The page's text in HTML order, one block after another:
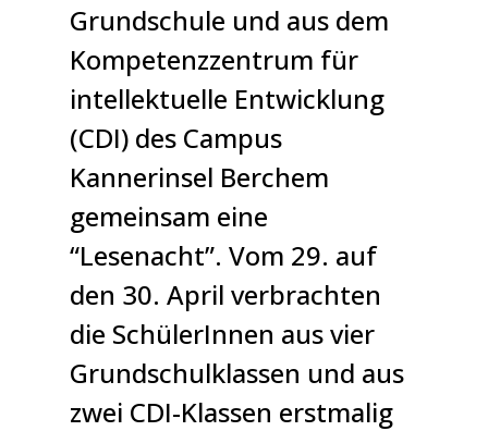
Grundschule und aus dem
Kompetenzzentrum für
intellektuelle Entwicklung
(CDI) des Campus
Kannerinsel Berchem
gemeinsam eine
“Lesenacht”. Vom 29. auf
den 30. April verbrachten
die SchülerInnen aus vier
Grundschulklassen und aus
zwei CDI-Klassen erstmalig